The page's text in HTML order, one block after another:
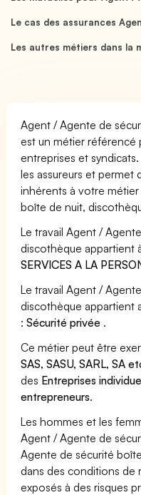
Le cas des assurances
Les autres métiers dans la
Agent / Agente de
est un métier référencé
entreprises et
les assureurs et permet
inhérents à votre
boîte de nuit,
Le travail Agent /
discothèque appartient
SERVICES A LA
Le travail Agent /
discothèque appartient
:Sécurité privée .
Ce métier peut être
SAS, SASU, SARL, SA
des Entreprises
entrepreneurs.
Les hommes et les
Agent / Agente de
Agente de sécurité
dans des conditions de
exposés à des risques